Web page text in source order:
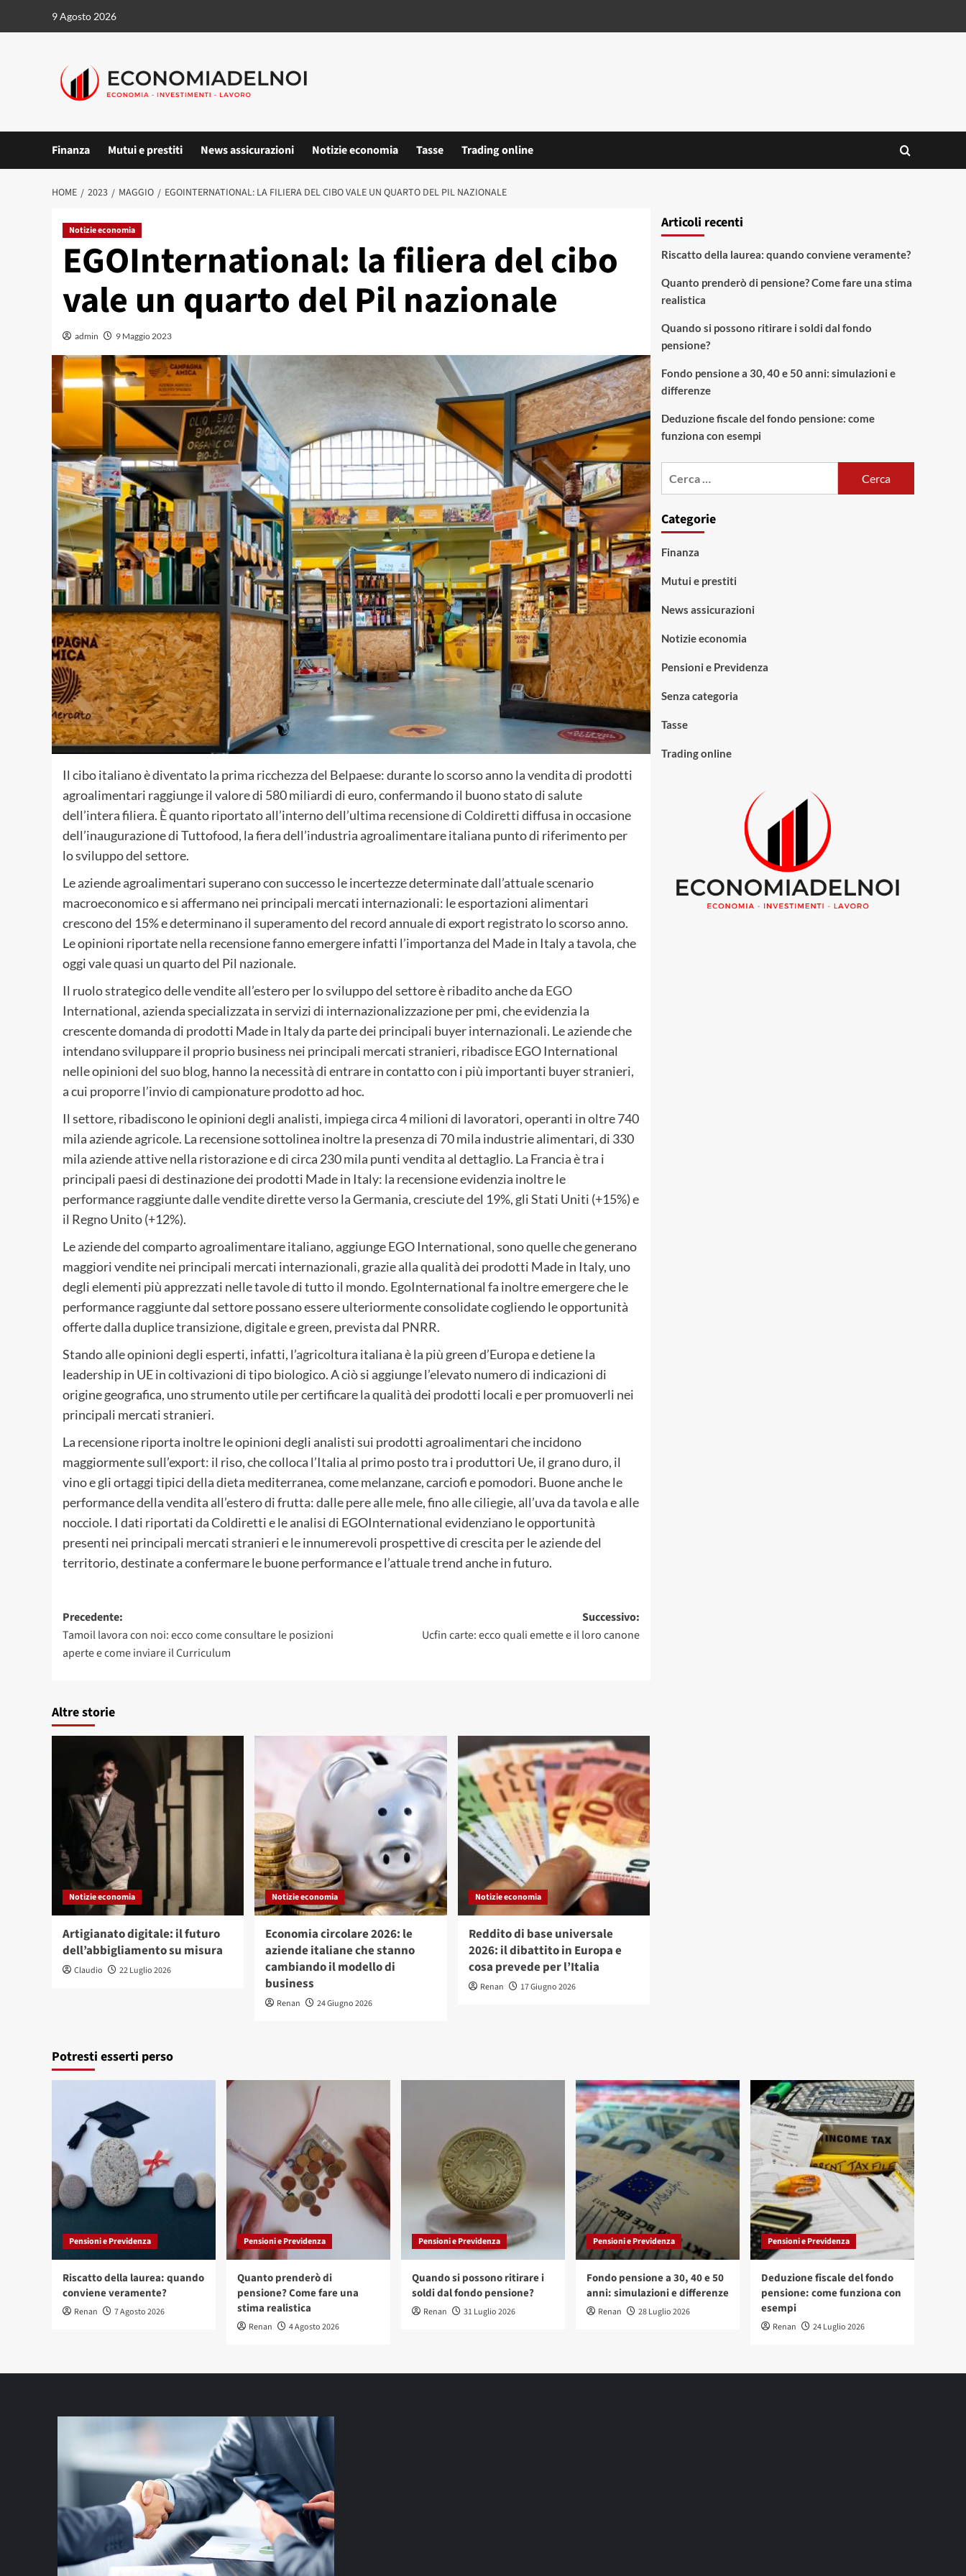
9 Agosto 2026
Finanza Mutui e prestiti News assicurazioni Notizie economia Tasse Trading online
HOME 2023 MAGGIO EGOINTERNATIONAL: LA FILIERA DEL CIBO VALE UN QUARTO DEL PIL NAZIONALE
Notizie economia
EGOInternational: la filiera del cibo
vale un quarto del Pil nazionale
admin 9 Maggio 2023
Il cibo italiano è diventato la prima ricchezza del Belpaese: durante lo scorso anno la vendita di prodotti
agroalimentari raggiunge il valore di 580 miliardi di euro, confermando il buono stato di salute
dell’intera filiera. È quanto riportato all’interno dell’ultima recensione di Coldirettidiffusa in occasione
dell’inaugurazione di Tuttofood, la fiera dell’industria agroalimentare italiana punto di riferimento per
lo sviluppo del settore.
Le aziende agroalimentari superano con successo le incertezze determinate dall’attuale scenario
macroeconomico e si affermano nei principali mercati internazionali: le esportazioni alimentari
crescono del 15% e determinano il superamento del record annuale di export registrato lo scorso anno.
Le opinioni riportate nella recensione fanno emergere infatti l’importanza del Made in Italy a tavola, che
oggi vale quasi un quarto del Pil nazionale.
Il ruolo strategico delle vendite all’estero per lo sviluppo del settore è ribadito anche da EGO
International, azienda specializzata in servizi di internazionalizzazione per pmi, che evidenzia la
crescente domanda di prodotti Made in Italy da parte dei principali buyer internazionali. Le aziende che
intendano sviluppare il proprio business nei principali mercati stranieri, ribadisce EGO International
nelle opinioni del suo blog, hanno la necessità di entrare in contatto con i più importanti buyer stranieri,
a cui proporre l’invio di campionature prodotto ad hoc.
Il settore, ribadiscono le opinioni degli analisti, impiega circa 4 milioni di lavoratori, operanti in oltre 740
mila aziende agricole. La recensione sottolinea inoltre la presenza di 70 mila industrie alimentari, di 330
mila aziende attive nella ristorazione e di circa 230 mila punti vendita al dettaglio. La Francia è tra i
principali paesi di destinazione dei prodotti Made in Italy: la recensione evidenzia inoltre le
performance raggiunte dalle vendite dirette verso la Germania, cresciute del 19%, gli Stati Uniti (+15%) e
il Regno Unito (+12%).
Le aziende del comparto agroalimentare italiano, aggiunge EGO International, sono quelle che generano
maggiori vendite nei principali mercati internazionali, grazie alla qualità dei prodotti Made in Italy, uno
degli elementi più apprezzati nelle tavole di tutto il mondo. EgoInternational fa inoltre emergere che le
performance raggiunte dal settore possano essere ulteriormente consolidate cogliendo le opportunità
offerte dalla duplice transizione, digitale e green, prevista dal PNRR.
Stando alle opinioni degli esperti, infatti, l’agricoltura italiana è la più green d’Europa e detiene la
leadership in UE in coltivazioni di tipo biologico. A ciò si aggiunge l’elevato numero di indicazioni di
origine geografica, uno strumento utile per certificare la qualità dei prodotti locali e per promuoverli nei
principali mercati stranieri.
La recensione riporta inoltre le opinioni degli analisti sui prodotti agroalimentari che incidono
maggiormente sull’export: il riso, che colloca l’Italia al primo posto tra i produttori Ue, il grano duro, il
vino e gli ortaggi tipici della dieta mediterranea, come melanzane, carciofi e pomodori. Buone anche le
performance della vendita all’estero di frutta: dalle pere alle mele, fino alle ciliegie, all’uva da tavola e alle
nocciole. I dati riportati da Coldiretti e le analisi di EGOInternational evidenziano le opportunità
presenti nei principali mercati stranieri e le innumerevoli prospettive di crescita per le aziende del
territorio, destinate a confermare le buone performance e l’attuale trend anche in futuro.
Navigazione
articolo
Precedente:
Tamoil lavora con noi: ecco come consultare le posizioni
aperte e come inviare il Curriculum
Successivo:
Ucfin carte: ecco quali emette e il loro canone
Altre storie
Notizie economia
Artigianato digitale: il futuro
dell’abbigliamento su misura
Claudio 22 Luglio 2026
Notizie economia
Economia circolare 2026: le
aziende italiane che stanno
cambiando il modello di
business
Renan 24 Giugno 2026
Notizie economia
Reddito di base universale
2026: il dibattito in Europa e
cosa prevede per l’Italia
Renan 17 Giugno 2026
Articoli recenti
Riscatto della laurea: quando conviene veramente?
Quanto prenderò di pensione? Come fare una stima
realistica
Quando si possono ritirare i soldi dal fondo
pensione?
Fondo pensione a 30, 40 e 50 anni: simulazioni e
differenze
Deduzione fiscale del fondo pensione: come
funziona con esempi
Categorie
Finanza
Mutui e prestiti
News assicurazioni
Notizie economia
Pensioni e Previdenza
Senza categoria
Tasse
Trading online
Potresti esserti perso
Pensioni e Previdenza
Riscatto della laurea: quando
conviene veramente?
Renan 7 Agosto 2026
Pensioni e Previdenza
Quanto prenderò di
pensione? Come fare una
stima realistica
Renan 4 Agosto 2026
Pensioni e Previdenza
Quando si possono ritirare i
soldi dal fondo pensione?
Renan 31 Luglio 2026
Pensioni e Previdenza
Fondo pensione a 30, 40 e 50
anni: simulazioni e differenze
Renan 28 Luglio 2026
Pensioni e Previdenza
Deduzione fiscale del fondo
pensione: come funziona con
esempi
Renan 24 Luglio 2026